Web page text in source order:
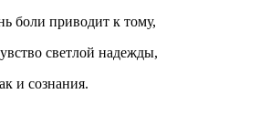
боли приводит к тому,
светлой надежды,
и сознания.